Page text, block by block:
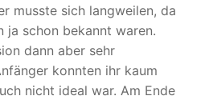
musste sich langweilen, da
ja schon bekannt waren.
dann aber sehr
konnten ihr kaum
nicht ideal war. Am Ende